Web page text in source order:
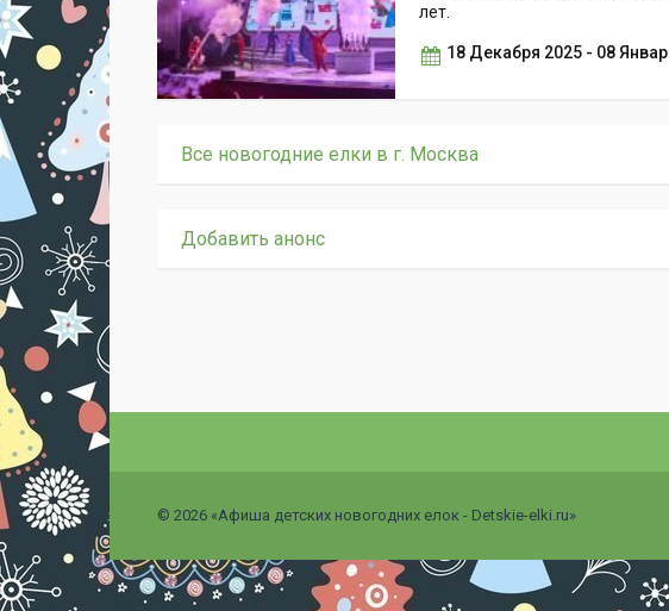
лет.
18 Декабря 2025 - 08
Все новогодние елки в г. Москва
Добавить анонс
© 2026 «Афиша детских новогодних елок - Detskie-elki.ru»